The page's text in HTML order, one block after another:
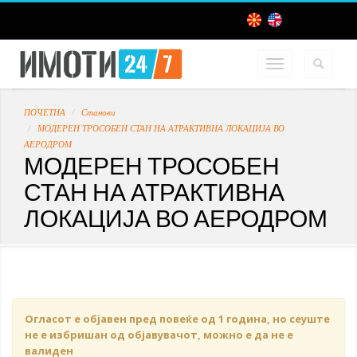
ПОЧЕТНА
Станови
МОДЕРЕН ТРОСОБЕН СТАН НА АТРАКТИВНА ЛОКАЦИЈА ВО
АЕРОДРОМ
МОДЕРЕН ТРОСОБЕН
СТАН НА АТРАКТИВНА
ЛОКАЦИЈА ВО АЕРОДРОМ
Огласот е објавен пред повеќе од 1 година, но сеуште
не е избришан од објавувачот, можно е да не е
валиден